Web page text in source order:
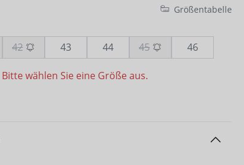
Größentabelle
42 43 44 45 46
Bitte wählen Sie eine Größe aus.